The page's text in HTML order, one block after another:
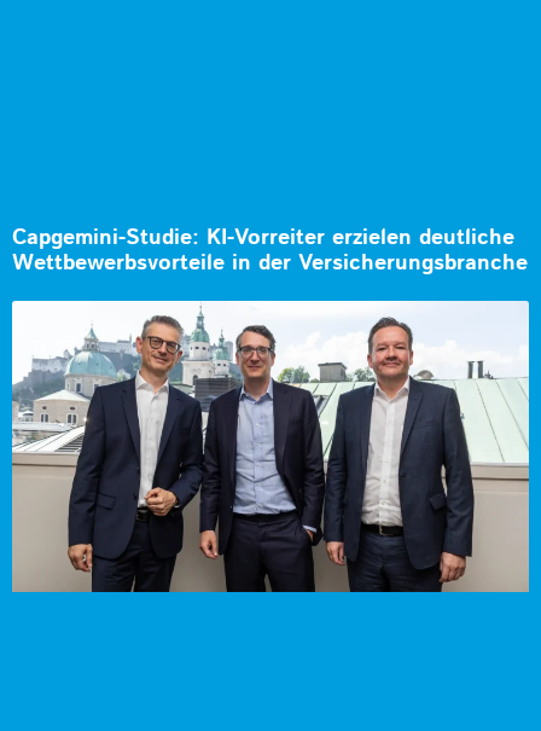
Capgemini-Studie: KI-Vorreiter erzielen deutliche
Wettbewerbsvorteile in der Versicherungsbranche